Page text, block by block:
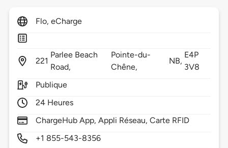
Flo, eCharge
221
Parlee Beach
Road,
Pointe-du-
Chêne,
NB,
E4P
3V8
Publique
24 Heures
ChargeHub App, Appli Réseau, Carte RFID
+1 855-543-8356